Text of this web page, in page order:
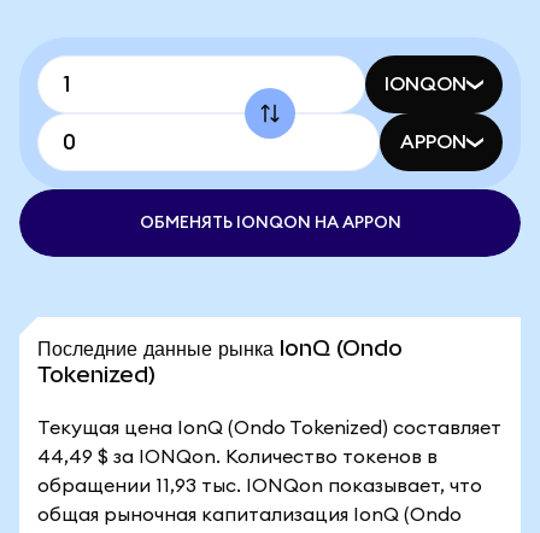
IONQON
APPON
ОБМЕНЯТЬ IONQON НА APPON
Последние данные рынка IonQ (Ondo
Tokenized)
Текущая цена IonQ (Ondo Tokenized) составляет
44,49 $ за IONQon. Количество токенов в
обращении 11,93 тыс. IONQon показывает, что
общая рыночная капитализация IonQ (Ondo